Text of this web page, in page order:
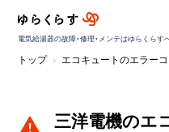
電気給湯器の故障・修理・メンテはゆらくらす
トップ エコキュートのエラー
三洋電機のエ